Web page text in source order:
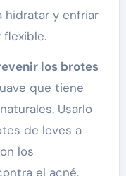
hidratar y enfriar
flexible.
los brotes
que tiene
Usarlo
de leves a
los
el acné,